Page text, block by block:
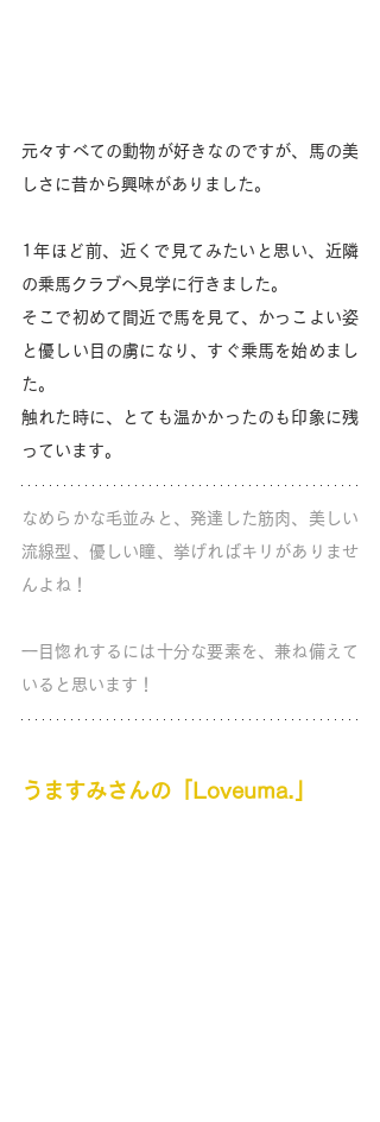
元々すべての動物が好きなのですが、馬の美
しさに昔から興味がありました。
1年ほど前、近くで見てみたいと思い、近隣
の乗馬クラブへ見学に行きました。
そこで初めて間近で馬を見て、かっこよい姿
と優しい目の虜になり、すぐ乗馬を始めまし
た。
触れた時に、とても温かかったのも印象に残
っています。
なめらかな毛並みと、発達した筋肉、美しい
流線型、優しい瞳、挙げればキリがありませ
んよね！
一目惚れするには十分な要素を、兼ね備えて
いると思います！
うますみさんの「Loveuma.」